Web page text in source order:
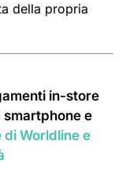
della propria
in-store
e
di Worldline e